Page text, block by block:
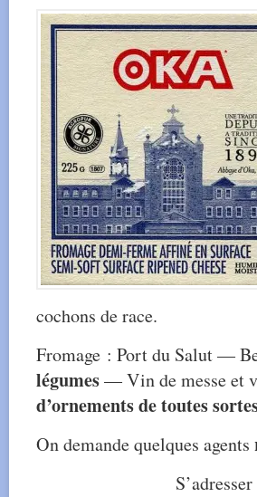
cochons de race.
Fromage : Port du Salut —
légumes— Vin de messe et
d’ornements de toutes
On demande quelques agents